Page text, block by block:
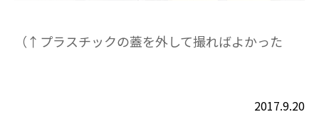
（↑プラスチックの蓋を外して撮ればよかった
2017.9.20